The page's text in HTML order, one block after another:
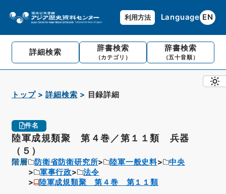
利用方法 Language EN
詳細検索 辞書検索
（カテゴリ）
辞書検索
（五十音順）
トップ 詳細検索 目録詳細
件名
陸軍成規類聚 第４巻／第１１類 兵器
（５）
階層 防衛省防衛研究所 陸軍一般史料
中央
軍事行政
法令
陸軍成規類聚 第４巻 第１１類